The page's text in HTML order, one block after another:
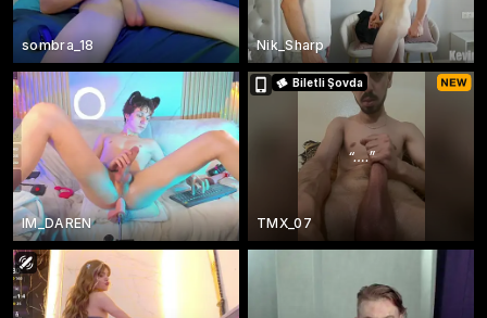
sombra_18 Nik_Sharp
IM_DAREN
“….”
Biletli Şovda
TMX_07